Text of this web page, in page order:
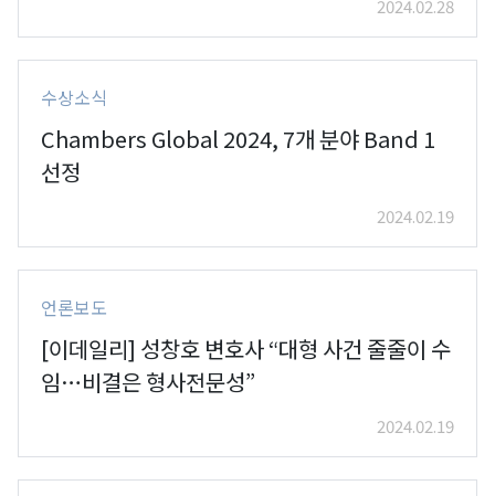
2024.02.28
수상소식
Chambers Global 2024, 7개 분야 Band 1
선정
2024.02.19
언론보도
[이데일리] 성창호 변호사 “대형 사건 줄줄이 수
임…비결은 형사전문성”
2024.02.19